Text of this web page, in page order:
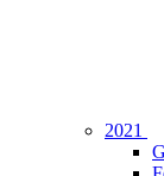
2021